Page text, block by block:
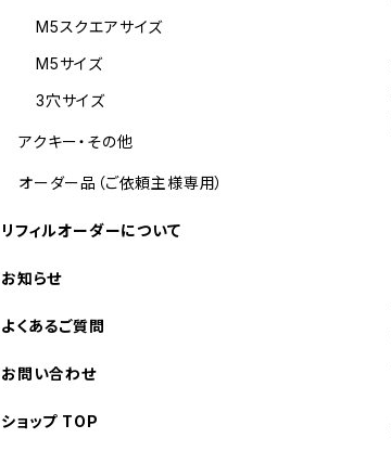
M5スクエアサイズ
M5サイズ
3穴サイズ
アクキー・その他
オーダー品（ご依頼主様専用）
リフィルオーダーについて
お知らせ
よくあるご質問
お問い合わせ
ショップ TOP